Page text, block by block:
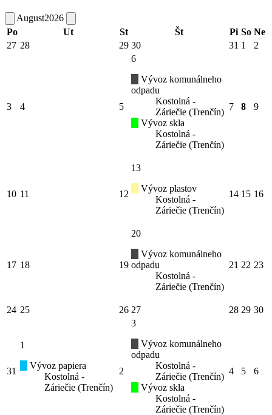
August2026
Po
Ut St Št Pi So Ne
27 28 29 30 31 1 2
3 4 5
6
Vývoz komunálneho
odpadu
Kostolná -
Záriečie (Trenčín)
Vývoz skla
Kostolná -
Záriečie (Trenčín)
7 8 9
10 11 12
13
Vývoz plastov
Kostolná -
Záriečie (Trenčín)
14 15 16
17 18 19
20
Vývoz komunálneho
odpadu
Kostolná -
Záriečie (Trenčín)
21 22 23
24 25 26 27 28 29 30
31
1
Vývoz papiera
Kostolná -
Záriečie (Trenčín)
2
3
Vývoz komunálneho
odpadu
Kostolná -
Záriečie (Trenčín)
Vývoz skla
Kostolná -
Záriečie (Trenčín)
4 5 6